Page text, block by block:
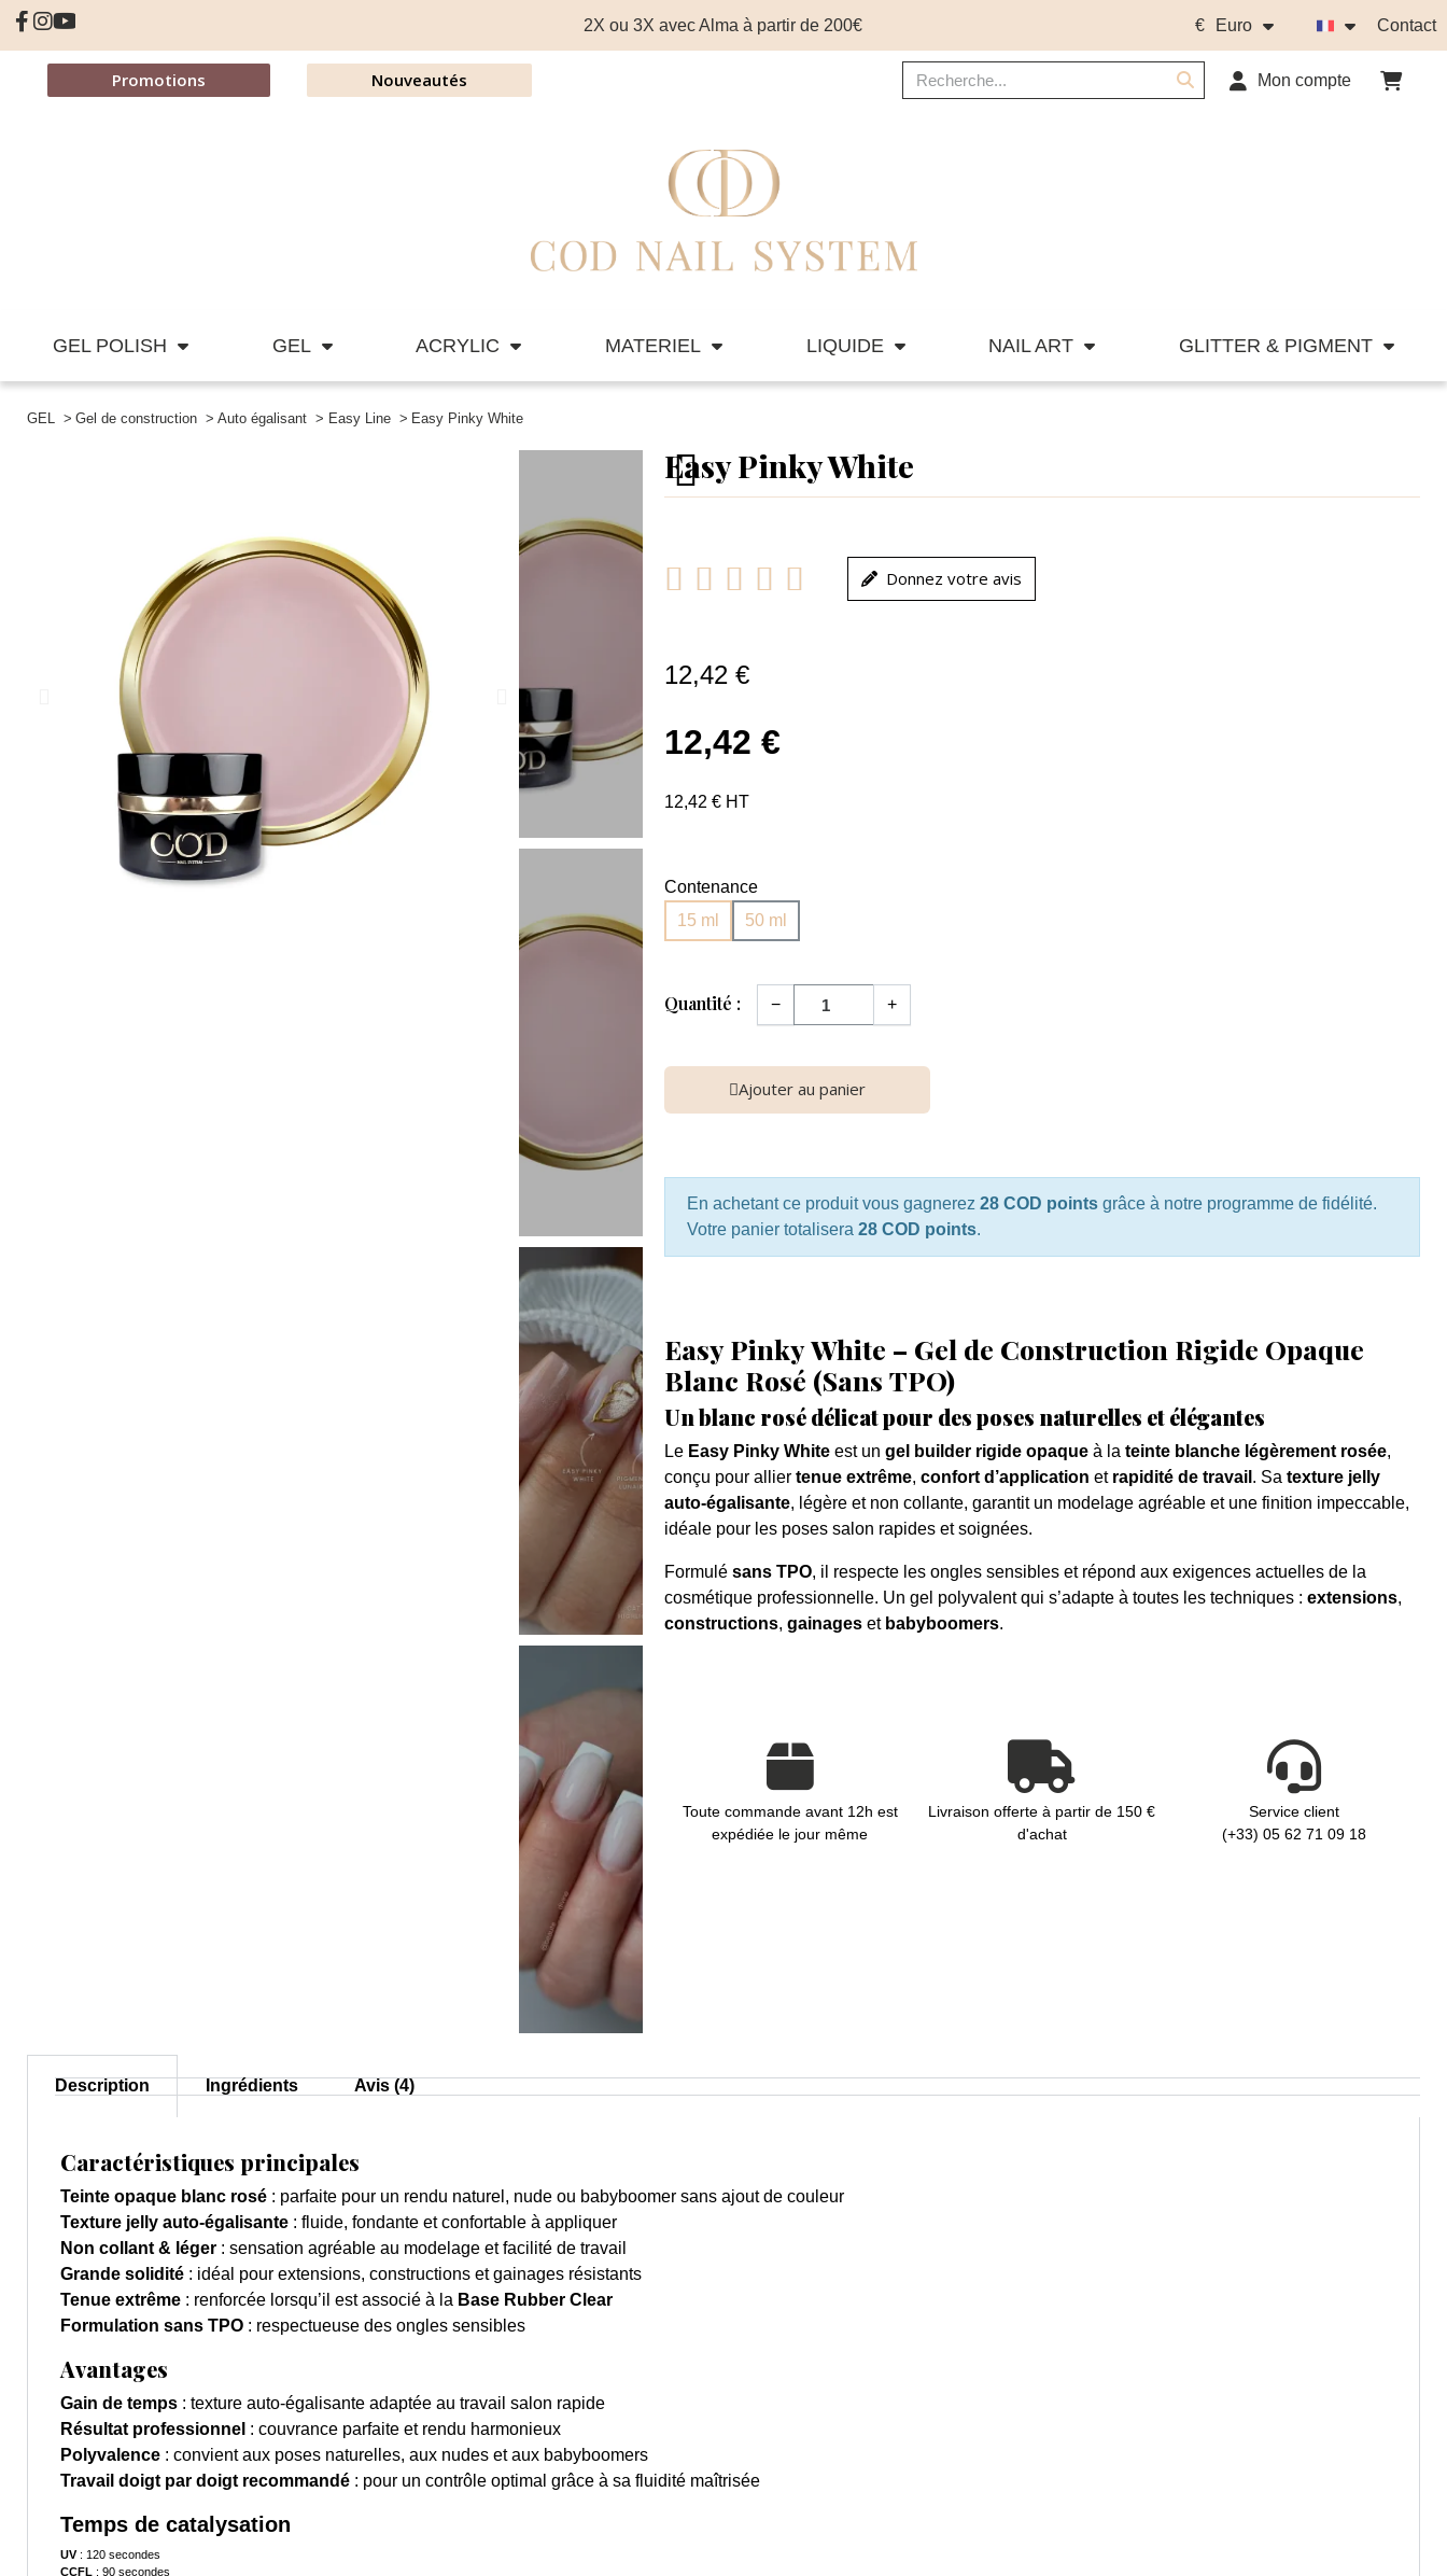
2X ou 3X avec Alma à partir de 200€ € Euro Contact
Promotions Nouveautés Mon compte
GEL POLISH GEL ACRYLIC MATERIEL LIQUIDE NAIL ART GLITTER & PIGMENT
GEL Gel de construction Auto égalisant Easy Line Easy Pinky White
Easy Pinky White
     Donnez votre avis
12,42 €
12,42 €
12,42 € HT
Contenance
15 ml
50 ml
Quantité : − +
Ajouter au panier
En achetant ce produit vous gagnerez 28 COD pointsgrâce à notre programme de fidélité.
Votre panier totalisera 28 COD points.
Easy Pinky White – Gel de Construction Rigide Opaque
Blanc Rosé (Sans TPO)
Un blanc rosé délicat pour des poses naturelles et élégantes
Le Easy Pinky Whiteest un gel builder rigide opaqueà la teinte blanche légèrement rosée,
conçu pour allier tenue extrême, confort d’application et rapidité de travail . Sa texture jelly
auto-égalisante, légère et non collante, garantit un modelage agréable et une finition impeccable,
idéale pour les poses salon rapides et soignées.
Formulé sans TPO, il respecte les ongles sensibles et répond aux exigences actuelles de la
cosmétique professionnelle. Un gel polyvalent qui s’adapte à toutes les techniques : extensions,
constructions, gainageset babyboomers.
Toute commande avant 12h est
expédiée le jour même
Livraison offerte à partir de 150 €
d'achat
Service client
(+33) 05 62 71 09 18
Description Ingrédients Avis (4)
Caractéristiques principales
Teinte opaque blanc rosé : parfaite pour un rendu naturel, nude ou babyboomer sans ajout de couleur
Texture jelly auto-égalisante : fluide, fondante et confortable à appliquer
Non collant & léger : sensation agréable au modelage et facilité de travail
Grande solidité : idéal pour extensions, constructions et gainages résistants
Tenue extrême : renforcée lorsqu’il est associé à la Base Rubber Clear
Formulation sans TPO : respectueuse des ongles sensibles
Avantages
Gain de temps : texture auto-égalisante adaptée au travail salon rapide
Résultat professionnel : couvrance parfaite et rendu harmonieux
Polyvalence : convient aux poses naturelles, aux nudes et aux babyboomers
Travail doigt par doigt recommandé : pour un contrôle optimal grâce à sa fluidité maîtrisée
Temps de catalysation
UV: 120 secondes
CCFL : 90 secondes